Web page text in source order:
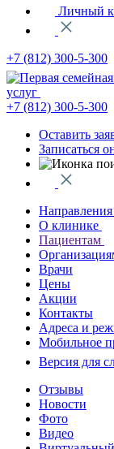
Личный
+7 (812) 300-5-300
услуг
+7 (812) 300-5-300
Оставить
Записаться
Направления
О клинике
Пациентам
Врачи
Цены
Акции
Контакты
Адреса и
Мобильное
Версия для
Отзывы
Новости
Фото
Видео